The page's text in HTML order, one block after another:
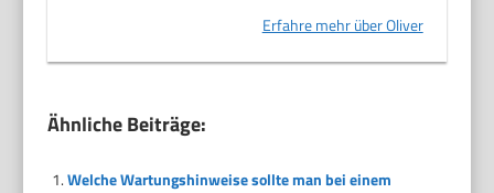
Erfahre mehr über Oliver
Ähnliche Beiträge:
Welche Wartungshinweise sollte man bei einem